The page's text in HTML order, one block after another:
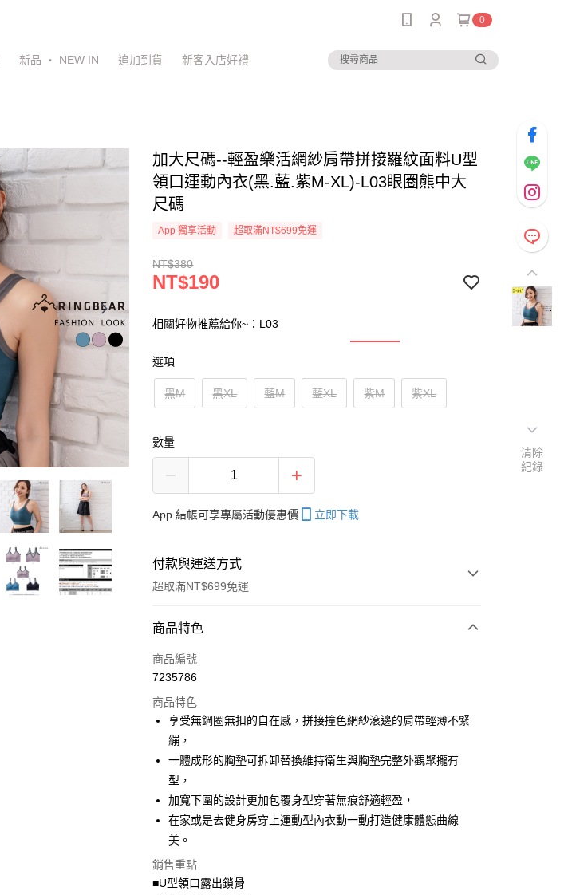
0
新品 ‧ NEW IN 追加到貨 新客入店好禮
加大尺碼--輕盈樂活網紗肩帶拼接羅紋面料U型
領口運動內衣(黑.藍.紫M-XL)-L03眼圈熊中大
尺碼
App 獨享活動 超取滿NT$699免運
NT$380
NT$190
相關好物推薦給你~：L03
選項
黑M 黑XL 藍M 藍XL 紫M 紫XL
數量
App 結帳可享專屬活動優惠價 立即下載
付款與運送方式
超取滿NT$699免運
付款方式
信用卡一次付款
LINE Pay
Apple Pay
街口支付
悠遊付
Google Pay
全盈+PAY
商品特色
商品編號
7235786
商品特色
享受無鋼圈無扣的自在感，拼接撞色網紗滾邊的肩帶輕薄不緊
繃，
一體成形的胸墊可拆卸替換維持衛生與胸墊完整外觀聚攏有
型，
加寬下圍的設計更加包覆身型穿著無痕舒適輕盈，
在家或是去健身房穿上運動型內衣動一動打造健康體態曲線
美。
銷售重點
■U型領口露出鎖骨
清除
紀錄